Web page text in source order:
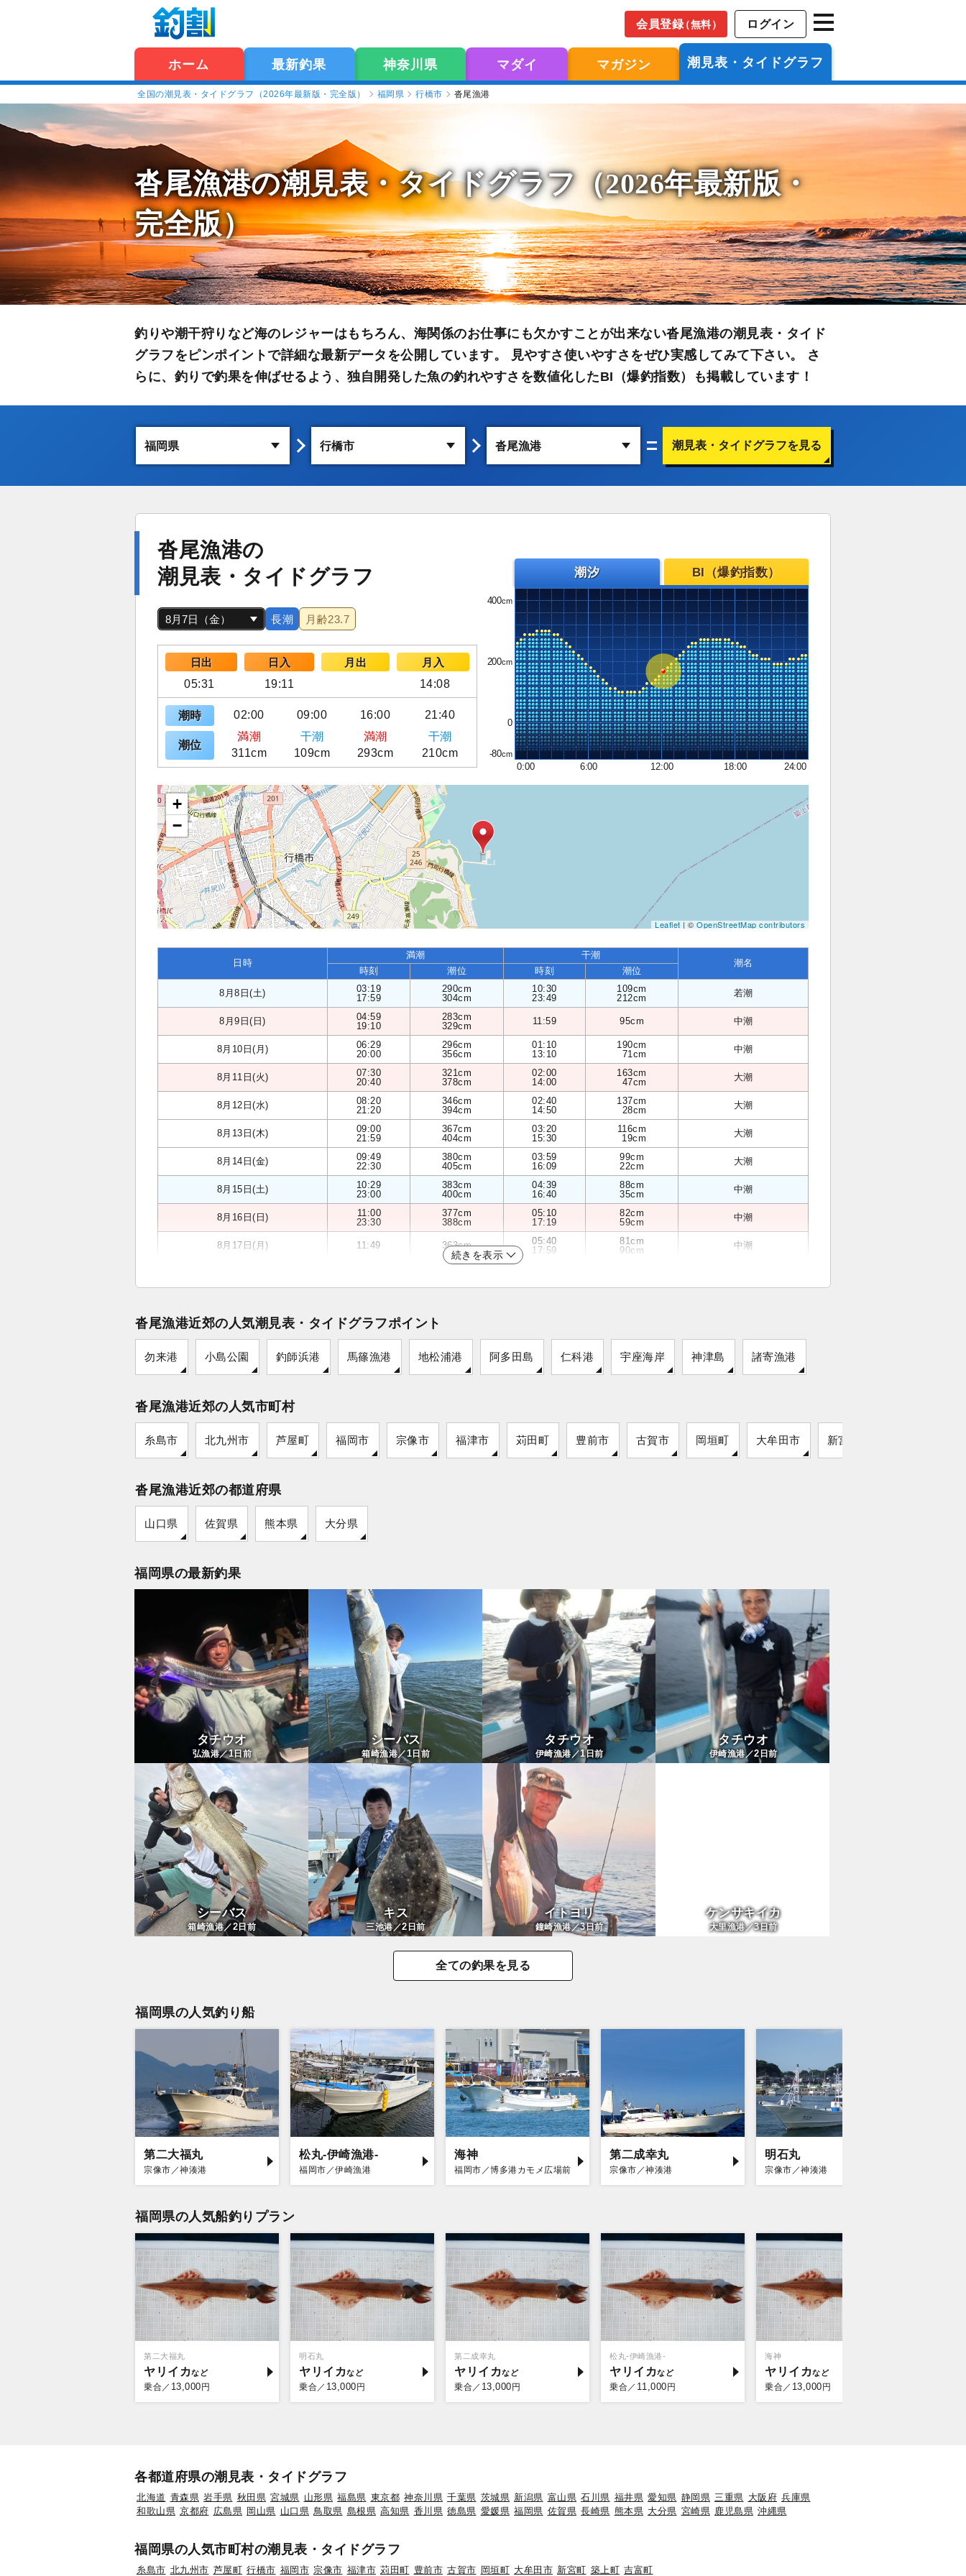
会員登録（無料） ログイン
ホーム 最新釣果 神奈川県 マダイ マガジン 潮見表・タイドグラフ
全国の潮見表・タイドグラフ（2026年最新版・完全版） 福岡県 行橋市 沓尾漁港
沓尾漁港の潮見表・タイドグラフ（2026年最新版・
完全版）
釣りや潮干狩りなど海のレジャーはもちろん、海関係のお仕事にも欠かすことが出来ない沓尾漁港の潮見表・タイド
グラフをピンポイントで詳細な最新データを公開しています。 見やすさ使いやすさをぜひ実感してみて下さい。 さ
らに、釣りで釣果を伸ばせるよう、独自開発した魚の釣れやすさを数値化したBI（爆釣指数）も掲載しています！
潮見表・タイドグラフを見る
沓尾漁港の
潮見表・タイドグラフ
長潮 月齢23.7
日出 日入 月出
月入
05:31
19:11 14:08
潮時 02:00 09:00 16:00 21:40
潮位
満潮 干潮 満潮
干潮
311cm
109cm 293cm 210cm
潮汐 BI（爆釣指数）
400
200
0
-80
0:00
6:00 12:00 18:00 24:00
+
−
Leaflet| ©OpenStreetMap contributors
日時
満潮 干潮
潮名
時刻 潮位 時刻 潮位
8月8日(土)
03:19
17:59
290cm
304cm
10:30
23:49
109cm
212cm
若潮
8月9日(日)
04:59
19:10
283cm
329cm
11:59 95cm 中潮
8月10日(月)
06:29
20:00
296cm
356cm
01:10
13:10
190cm
71cm
中潮
8月11日(火)
07:30
20:40
321cm
378cm
02:00
14:00
163cm
47cm
大潮
8月12日(水)
08:20
21:20
346cm
394cm
02:40
14:50
137cm
28cm
大潮
8月13日(木)
09:00
21:59
367cm
404cm
03:20
15:30
116cm
19cm
大潮
8月14日(金)
09:49
22:30
380cm
405cm
03:59
16:09
99cm
22cm
大潮
8月15日(土)
10:29
23:00
383cm
400cm
04:39
16:40
88cm
35cm
中潮
8月16日(日)
11:00
23:30
377cm
388cm
05:10
17:19
82cm
59cm
中潮
8月17日(月) 11:49 363cm
05:40
17:59
81cm
90cm
中潮
続きを表示
沓尾漁港近郊の人気潮見表・タイドグラフポイント
勿来港 小島公園 釣師浜港 馬篠漁港 地松浦港 阿多田島 仁科港 宇座海岸 神津島 諸寄漁港
沓尾漁港近郊の人気市町村
糸島市 北九州市 芦屋町 福岡市 宗像市 福津市 苅田町 豊前市 古賀市 岡垣町 大牟田市 新宮町
沓尾漁港近郊の都道府県
山口県 佐賀県 熊本県 大分県
福岡県の最新釣果
タチウオ
弘漁港／1日前
シーバス
箱崎漁港／1日前
タチウオ
伊崎漁港／1日前
タチウオ
伊崎漁港／2 日前
シーバス
箱崎漁港／2 日前
キス
三池港／2日前
イトヨリ
鐘崎漁港／3日前
ケンサキイカ
大里漁港／3日前
全ての釣果を見る
福岡県の人気釣り船
第二大福丸
宗像市／神湊港
松丸-伊崎漁港-
福岡市／伊崎漁港
海神
福岡市／博多港カモメ広場前
第二成幸丸
宗像市／神湊港
明石丸
宗像市／神湊港
福岡県の人気船釣りプラン
第二大福丸
ヤリイカ
乗合／ 13,000 円
明石丸
ヤリイカ
乗合／ 13,000 円
第二成幸丸
ヤリイカ
乗合／ 13,000 円
松丸-伊崎漁港-
ヤリイカ
乗合／ 11,000 円
海神
ヤリイカ
乗合／ 13,000 円
各都道府県の潮見表・タイドグラフ
北海道 青森県 岩手県 秋田県 宮城県 山形県 福島県 東京都 神奈川県 千葉県 茨城県 新潟県 富山県 石川県 福井県 愛知県 静岡県 三重県 大阪府 兵庫県
和歌山県 京都府 広島県 岡山県 山口県 鳥取県 島根県 高知県 香川県 徳島県 愛媛県 福岡県 佐賀県 長崎県 熊本県 大分県 宮崎県 鹿児島県 沖縄県
福岡県の人気市町村の潮見表・タイドグラフ
糸島市 北九州市 芦屋町 行橋市 福岡市 宗像市 福津市 苅田町 豊前市 古賀市 岡垣町 大牟田市 新宮町 築上町 吉富町